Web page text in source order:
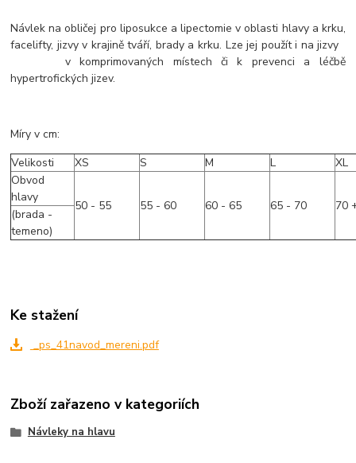
Návlek na obličej pro liposukce a lipectomie v oblasti hlavy a krku,
facelifty, jizvy v krajině tváří, brady a krku. Lze jej použít i na jizvy
v komprimovaných místech či k prevenci a léčbě
hypertrofických jizev.
Míry v cm:
Velikosti
XS S M L
XL
Obvod
hlavy
50 - 55 55 - 60 60 - 65 65 - 70 70
(brada -
temeno)
Ke stažení
_ps_41navod_mereni.pdf
Zboží zařazeno v kategoriích
Návleky na hlavu